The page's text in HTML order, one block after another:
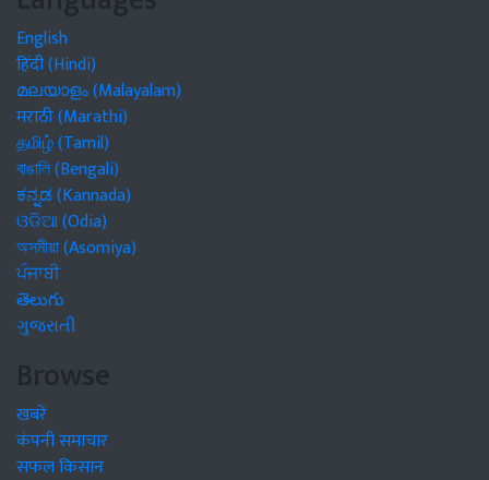
English
हिंदी (Hindi)
മലയാളം (Malayalam)
मराठी (Marathi)
தமிழ் (Tamil)
বাঙালি (Bengali)
ಕನ್ನಡ (Kannada)
ଓଡିଆ (Odia)
অসমীয়া (Asomiya)
ਪੰਜਾਬੀ
తెలుగు
ગુજરાતી
Browse
खबरें
कंपनी समाचार
सफल किसान